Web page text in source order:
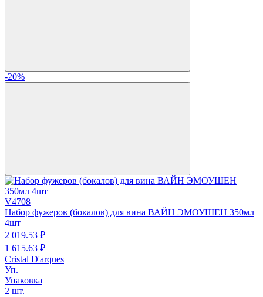
-20%
V4708
Набор фужеров (бокалов) для вина ВАЙН ЭМОУШЕН 350мл
4шт
2 019.53 ₽
1 615.63 ₽
Cristal D'arques
Уп.
Упаковка
2 шт.